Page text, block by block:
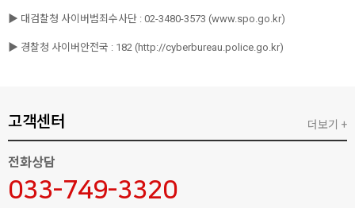
▶ 대검찰청 사이버범죄수사단 : 02-3480-3573 (www.spo.go.kr)
▶ 경찰청 사이버안전국 : 182 (http://cyberbureau.police.go.kr)
고객센터
전화상담
033-749-3320
더보기 +